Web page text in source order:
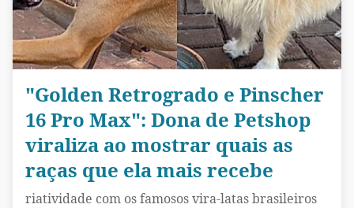
"Golden Retrogrado e Pinscher
16 Pro Max": Dona de Petshop
viraliza ao mostrar quais as
raças que ela mais recebe
riatividade com os famosos vira-latas brasileiros